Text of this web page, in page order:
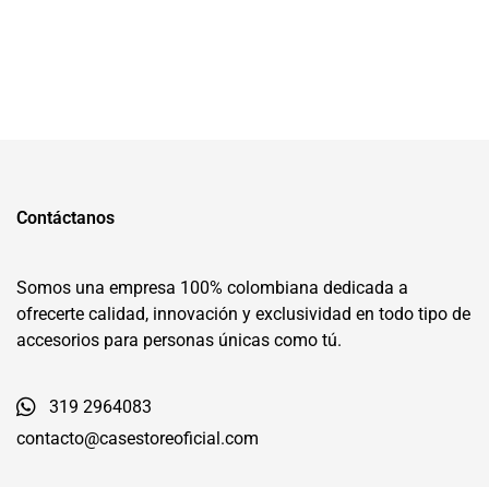
Contáctanos
Somos una empresa 100% colombiana dedicada a
ofrecerte calidad, innovación y exclusividad en todo tipo de
accesorios para personas únicas como tú.
319 2964083
contacto@casestoreoficial.com